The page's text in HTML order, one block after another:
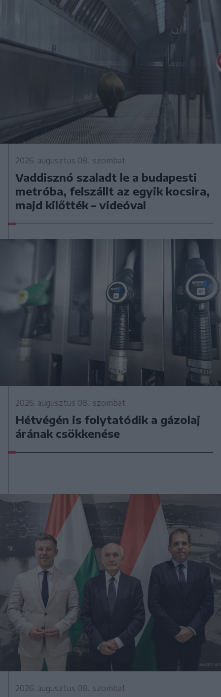
2026. augusztus 08., szombat
Vaddisznó szaladt le a budapesti
metróba, felszállt az egyik kocsira,
majd kilőtték – videóval
2026. augusztus 08., szombat
Hétvégén is folytatódik a gázolaj
árának csökkenése
2026. augusztus 08., szombat